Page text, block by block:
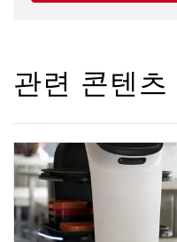
관련 콘텐츠